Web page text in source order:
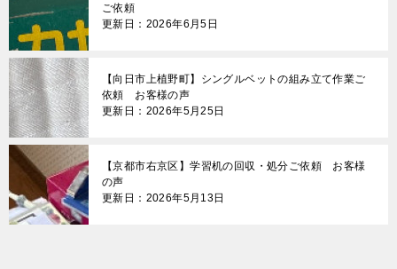
ご依頼
更新日：2026年6月5日
【向日市上植野町】シングルベットの組み立て作業ご
依頼 お客様の声
更新日：2026年5月25日
【京都市右京区】学習机の回収・処分ご依頼 お客様
の声
更新日：2026年5月13日